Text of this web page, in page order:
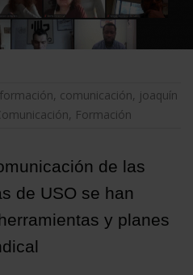
formación, comunicación, joaquín
, Formación
de las
de USO se han
y planes